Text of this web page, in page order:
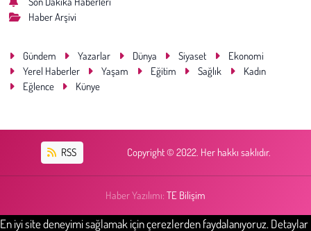
Haber Arşivi
Gündem Yazarlar Dünya Siyaset
Ekonomi
Yerel Haberler
Yaşam Eğitim Sağlık
Kadın
Eğlence
Künye
RSS Copyright © 2022. Her hakkı saklıdır.
Haber Yazılımı: TE Bilişim
En iyi site deneyimi sağlamak için çerezlerden faydalanıyoruz. Detaylar